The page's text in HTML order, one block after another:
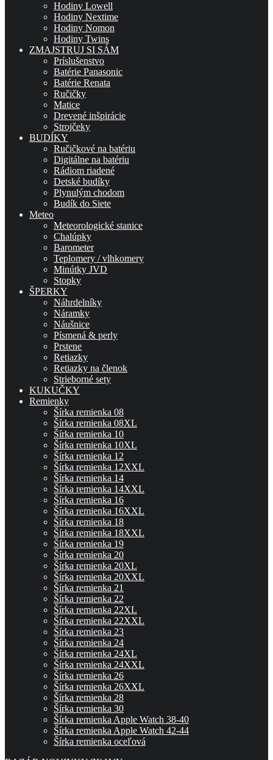
Hodiny Lowell
Hodiny Nextime
Hodiny Nomon
Hodiny Twins
ZMAJSTRUJ SI SÁM
Príslušenstvo
Batérie Panasonic
Batérie Renata
Ručičky
Matice
Drevené inšpirácie
Strojčeky
BUDÍKY
Ručičkové na batériu
Digitálne na batériu
Rádiom riadené
Detské budíky
Plynulým chodom
Budík do Siete
Meteo
Meteorologické stanice
Chalúpky
Barometer
Teplomery / vlhkomery
Minútky JVD
Stopky
ŠPERKY
Náhrdelníky
Náramky
Náušnice
Písmená & perly
Prstene
Retiazky
Retiazky na členok
Strieborné sety
KUKUČKY
Remienky
Šírka remienka 08
Šírka remienka 08XL
Šírka remienka 10
Šírka remienka 10XL
Šírka remienka 12
Šírka remienka 12XXL
Šírka remienka 14
Šírka remienka 14XXL
Šírka remienka 16
Šírka remienka 16XXL
Šírka remienka 18
Šírka remienka 18XXL
Šírka remienka 19
Šírka remienka 20
Šírka remienka 20XL
Šírka remienka 20XXL
Šírka remienka 21
Šírka remienka 22
Šírka remienka 22XL
Šírka remienka 22XXL
Šírka remienka 23
Šírka remienka 24
Šírka remienka 24XL
Šírka remienka 24XXL
Šírka remienka 26
Šírka remienka 26XXL
Šírka remienka 28
Šírka remienka 30
Šírka remienka Apple Watch 38-40
Šírka remienka Apple Watch 42-44
Šírka remienka oceľová